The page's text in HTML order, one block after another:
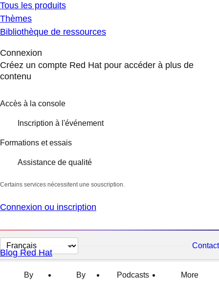
Tous les produits
Thèmes
Bibliothèque de ressources
Connexion
Créez un compte Red Hat pour accéder à plus de
contenu
Accès à la console
Inscription à l'événement
Formations et essais
Assistance de qualité
Certains services nécessitent une souscription.
Connexion ou inscription
Changer
la
langue
Contact
Blog Red Hat
By
By
Podcasts
More